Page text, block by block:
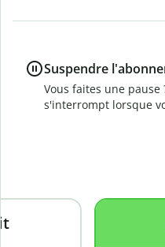
Suspendre
Vous faites une pause
s'interrompt lorsque